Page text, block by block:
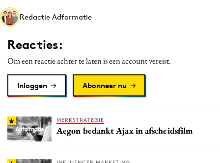
Media
Merkstrategie
PR
Reputatie & crisis
Redactie Adformatie
Reacties:
Om een reactie achter te laten is een account vereist.
Inloggen Abonneer nu
MERKSTRATEGIE
Aegon bedankt Ajax in afscheidsfilm